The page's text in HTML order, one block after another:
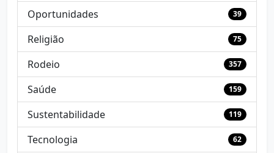
Oportunidades 39
Religião 75
Rodeio 357
Saúde 159
Sustentabilidade 119
Tecnologia 62